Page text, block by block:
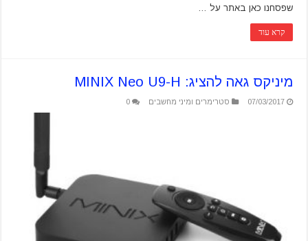
שפסחנו כאן באתר על …
קרא עוד
מיניקס גאה להציג: MINIX Neo U9-H
07/03/2017 סטרימרים ומיני מחשבים 0